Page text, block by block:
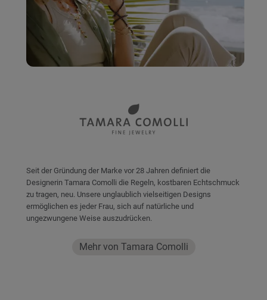
Seit der Gründung der Marke vor 28 Jahren definiert die
Designerin Tamara Comolli die Regeln, kostbaren Echtschmuck
zu tragen, neu. Unsere unglaublich vielseitigen Designs
ermöglichen es jeder Frau, sich auf natürliche und
ungezwungene Weise auszudrücken.
Mehr von Tamara Comolli